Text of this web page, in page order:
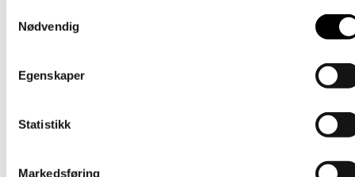
Nødvendig
Egenskaper
Statistikk
Markedsføring
Barn